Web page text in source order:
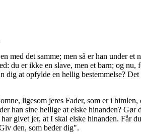
det samme; men så er han under et
du er ikke en slave, men et barn; og nu,
at opfylde en hellig bestemmelse?
ligesom jeres Fader, som er i
han sine hellige at elske hinanden?
givet jer, at I skal elske hinanden. Får
den, som beder dig".